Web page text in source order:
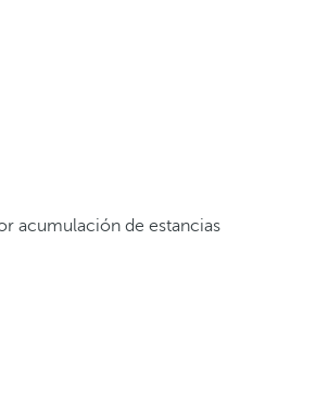
acumulación de estancias